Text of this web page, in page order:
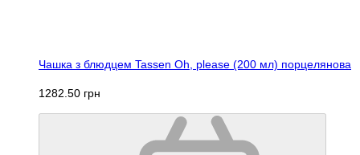
Чашка з блюдцем Tassen Oh, please (200 мл) порцелянова
1282.50 грн